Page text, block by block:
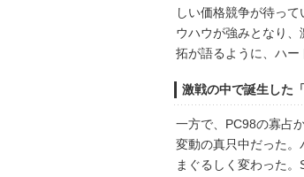
しい価格競争が待っ
ウハウが強みとなり
拓が語るように、ハー
激戦の中で誕生した
一方で、PC98の寡占
変動の真只中だった
まぐるしく変わった